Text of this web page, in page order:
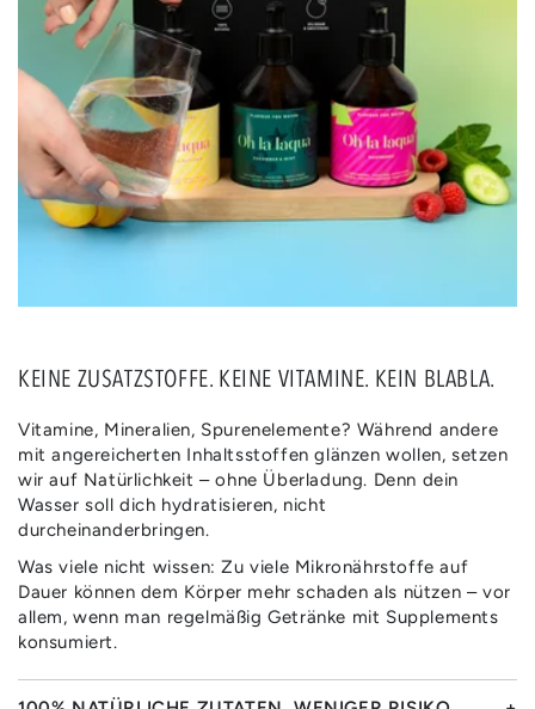
KEINE ZUSATZSTOFFE. KEINE VITAMINE. KEIN BLABLA.
Vitamine, Mineralien, Spurenelemente? Während andere
mit angereicherten Inhaltsstoffen glänzen wollen, setzen
wir auf Natürlichkeit – ohne Überladung. Denn dein
Wasser soll dich hydratisieren, nicht
durcheinanderbringen.
Was viele nicht wissen: Zu viele Mikronährstoffe auf
Dauer können dem Körper mehr schaden als nützen – vor
allem, wenn man regelmäßig Getränke mit Supplements
konsumiert.